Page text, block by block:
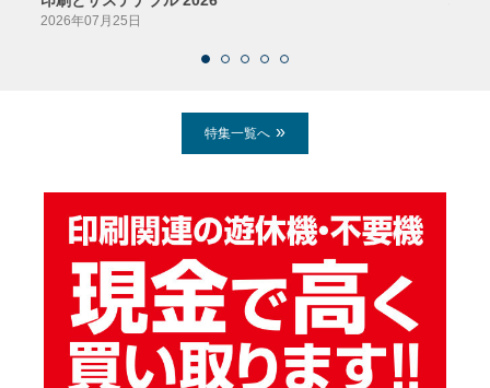
2026年07月25日
特集一覧へ